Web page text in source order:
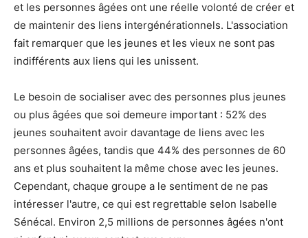
et les personnes âgées ont une réelle volonté de créer et
de maintenir des liens intergénérationnels. L'association
fait remarquer que les jeunes et les vieux ne sont pas
indifférents aux liens qui les unissent.
Le besoin de socialiser avec des personnes plus jeunes
ou plus âgées que soi demeure important : 52% des
jeunes souhaitent avoir davantage de liens avec les
personnes âgées, tandis que 44% des personnes de 60
ans et plus souhaitent la même chose avec les jeunes.
Cependant, chaque groupe a le sentiment de ne pas
intéresser l'autre, ce qui est regrettable selon Isabelle
Sénécal. Environ 2,5 millions de personnes âgées n'ont